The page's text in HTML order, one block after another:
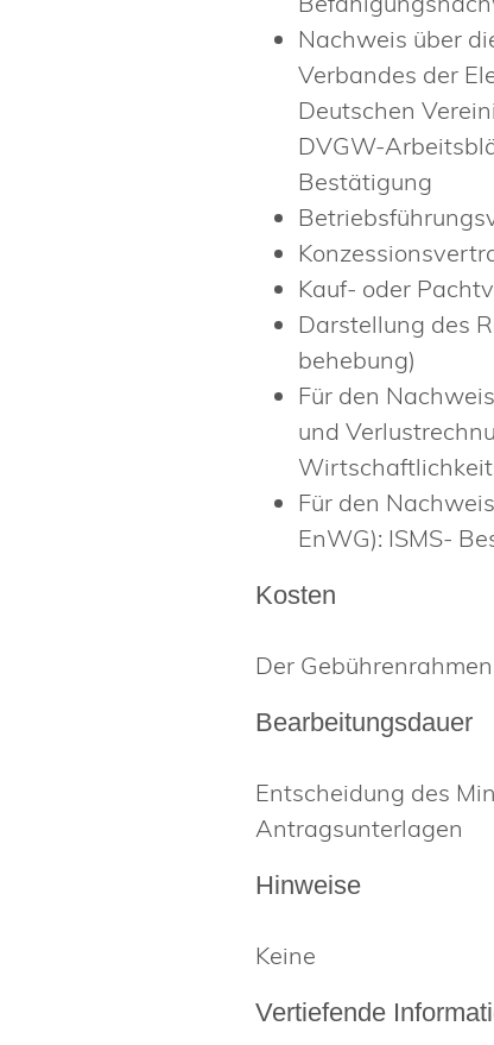
Nachweis über
Verbandes der
Deutschen
DVGW-
Bestätigung
Kauf- oder
Darstellung des
behebung)
Für den
und
Für den
EnWG): ISMS-
Kosten
Der
Bearbeitungsdauer
Entscheidung des
Antragsunterlagen
Hinweise
Keine
Vertiefende